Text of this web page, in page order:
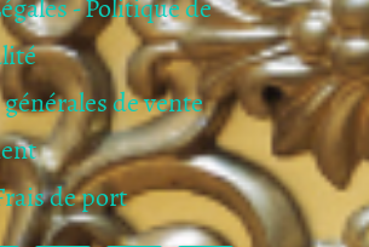
- Politique de
de vente
de port